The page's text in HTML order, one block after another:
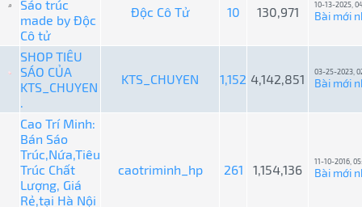
Sáo trúc
made by Độc
Cô tử
Độc Cô Tử 10 130,971 10-13-2025,
Bài mới
SHOP TIÊU
SÁO CỦA
KTS_CHUYEN
.
KTS_CHUYEN 1,152 4,142,851 03-25-2023,
Bài mới
Cao Trí Minh:
Bán Sáo
Trúc,Nứa,Tiêu
Trúc Chất
Lượng, Giá
Rẻ,tại Hà Nội
caotriminh_hp 261 1,154,136
11-10-2016,
Bài mới